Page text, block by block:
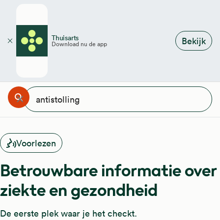
Thuisarts
Download nu de app Bekijk
Sluiten
Annuleren
ben je naar op zoek?
Zoeken
Wissen
Voorlezen
Betrouwbare informatie over
ziekte en gezondheid
De eerste plek waar je het checkt.